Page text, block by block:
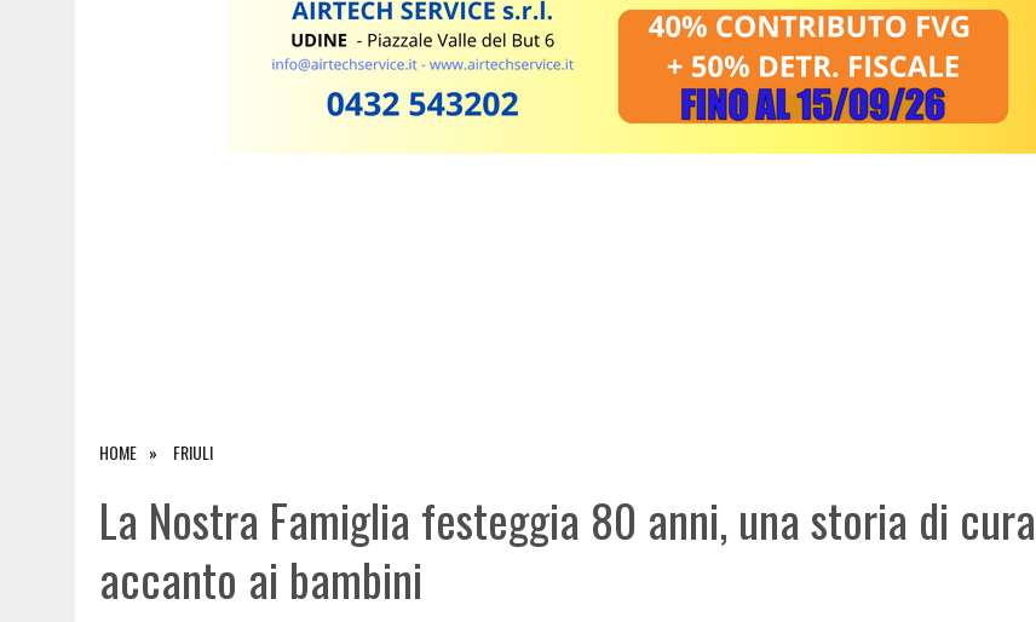
HOME FRIULI
La Nostra Famiglia festeggia 80 anni, una storia di cura
accanto ai bambini